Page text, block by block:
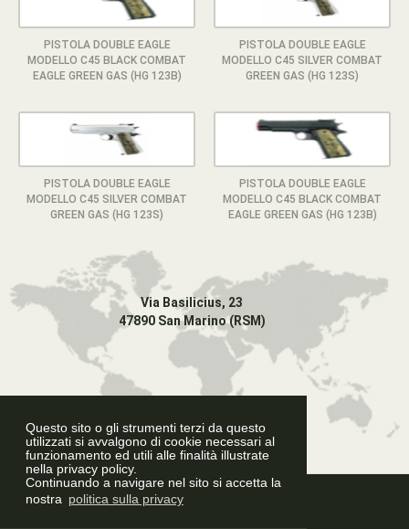
Questo sito o gli strumenti terzi da questo
utilizzati si avvalgono di cookie necessari al
funzionamento ed utili alle finalità illustrate
nella privacy policy.
Continuando a navigare nel sito si accetta la
nostra politica sulla privacy
PISTOLA DOUBLE EAGLE
MODELLO C45 BLACK COMBAT
EAGLE GREEN GAS (HG 123B)
PISTOLA DOUBLE EAGLE
MODELLO C45 SILVER COMBAT
GREEN GAS (HG 123S)
PISTOLA DOUBLE EAGLE
MODELLO C45 SILVER COMBAT
GREEN GAS (HG 123S)
PISTOLA DOUBLE EAGLE
MODELLO C45 BLACK COMBAT
EAGLE GREEN GAS (HG 123B)
Via Basilicius, 23
47890 San Marino (RSM)
Graphic Design